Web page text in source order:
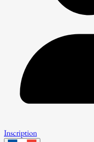
Inscription